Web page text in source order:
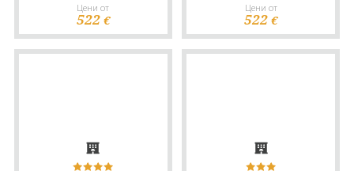
Цени от
522 €
Цени от
522 €